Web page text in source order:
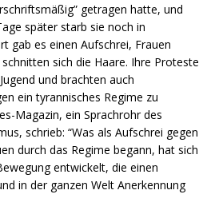
getragen hatte, und
später starb sie noch in
gab es einen Aufschrei, Frauen
sich die Haare. Ihre Proteste
und brachten auch
ein tyrannisches Regime zu
Magazin, ein Sprachrohr des
schrieb: “Was als Aufschrei gegen
durch das Regime begann, hat sich
entwickelt, die einen
in der ganzen Welt Anerkennung